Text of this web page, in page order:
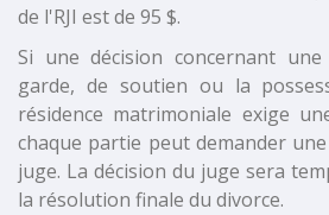
de l'RJI est de 95 $.
Si une décision concernant
garde, de soutien ou la
résidence matrimoniale exige
chaque partie peut demander
juge. La décision du juge sera
la résolution finale du divorce.